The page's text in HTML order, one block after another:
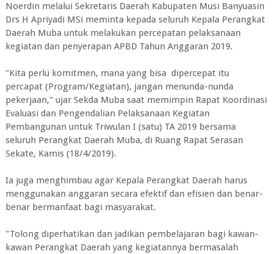
Noerdin melalui Sekretaris Daerah Kabupaten Musi Banyuasin
Drs H Apriyadi MSi meminta kepada seluruh Kepala Perangkat
Daerah Muba untuk melakukan percepatan pelaksanaan
kegiatan dan penyerapan APBD Tahun Anggaran 2019.
"Kita perlu komitmen, mana yang bisa dipercepat itu
percapat (Program/Kegiatan), jangan menunda-nunda
pekerjaan," ujar Sekda Muba saat memimpin Rapat Koordinasi
Evaluasi dan Pengendalian Pelaksanaan Kegiatan
Pembangunan untuk Triwulan I (satu) TA 2019 bersama
seluruh Perangkat Daerah Muba, di Ruang Rapat Serasan
Sekate, Kamis (18/4/2019).
Ia juga menghimbau agar Kepala Perangkat Daerah harus
menggunakan anggaran secara efektif dan efisien dan benar-
benar bermanfaat bagi masyarakat.
"Tolong diperhatikan dan jadikan pembelajaran bagi kawan-
kawan Perangkat Daerah yang kegiatannya bermasalah